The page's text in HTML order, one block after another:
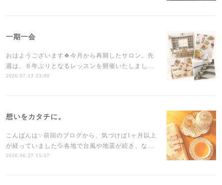
一期一会
おはようございます🍀今月から再開したサロン。先
週は、６年ぶりとなるレッスンを開催いたしまし…
2026.07.13 23:00
想いをカタチに。
こんばんは✨前回のブログから、気づけば1ヶ月以上
が経っていました💦各地で台風や地震が続き、な…
2026.06.27 15:57